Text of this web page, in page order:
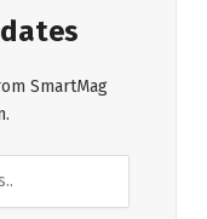
SmartMag